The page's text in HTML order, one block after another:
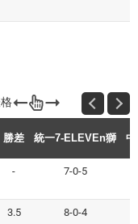
勝差 統一7-ELEVEn獅
- 7-0-5
3.5 8-0-4